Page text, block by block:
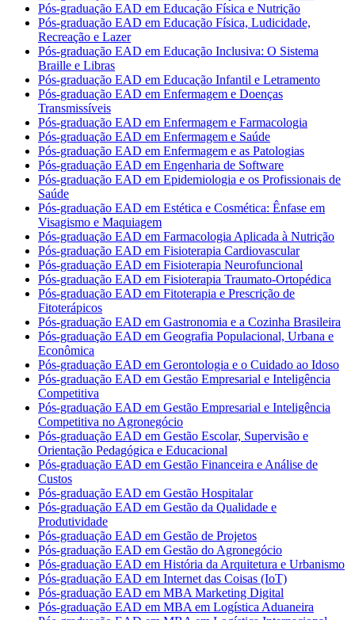
Pós-graduação EAD em Educação Física e Nutrição
Pós-graduação EAD em Educação Física, Ludicidade,
Recreação e Lazer
Pós-graduação EAD em Educação Inclusiva: O Sistema
Braille e Libras
Pós-graduação EAD em Educação Infantil e Letramento
Pós-graduação EAD em Enfermagem e Doenças
Transmissíveis
Pós-graduação EAD em Enfermagem e Farmacologia
Pós-graduação EAD em Enfermagem e Saúde
Pós-graduação EAD em Enfermagem e as Patologias
Pós-graduação EAD em Engenharia de Software
Pós-graduação EAD em Epidemiologia e os Profissionais de
Saúde
Pós-graduação EAD em Estética e Cosmética: Ênfase em
Visagismo e Maquiagem
Pós-graduação EAD em Farmacologia Aplicada à Nutrição
Pós-graduação EAD em Fisioterapia Cardiovascular
Pós-graduação EAD em Fisioterapia Neurofuncional
Pós-graduação EAD em Fisioterapia Traumato-Ortopédica
Pós-graduação EAD em Fitoterapia e Prescrição de
Fitoterápicos
Pós-graduação EAD em Gastronomia e a Cozinha Brasileira
Pós-graduação EAD em Geografia Populacional, Urbana e
Econômica
Pós-graduação EAD em Gerontologia e o Cuidado ao Idoso
Pós-graduação EAD em Gestão Empresarial e Inteligência
Competitiva
Pós-graduação EAD em Gestão Empresarial e Inteligência
Competitiva no Agronegócio
Pós-graduação EAD em Gestão Escolar, Supervisão e
Orientação Pedagógica e Educacional
Pós-graduação EAD em Gestão Financeira e Análise de
Custos
Pós-graduação EAD em Gestão Hospitalar
Pós-graduação EAD em Gestão da Qualidade e
Produtividade
Pós-graduação EAD em Gestão de Projetos
Pós-graduação EAD em Gestão do Agronegócio
Pós-graduação EAD em História da Arquitetura e Urbanismo
Pós-graduação EAD em Internet das Coisas (IoT)
Pós-graduação EAD em MBA Marketing Digital
Pós-graduação EAD em MBA em Logística Aduaneira